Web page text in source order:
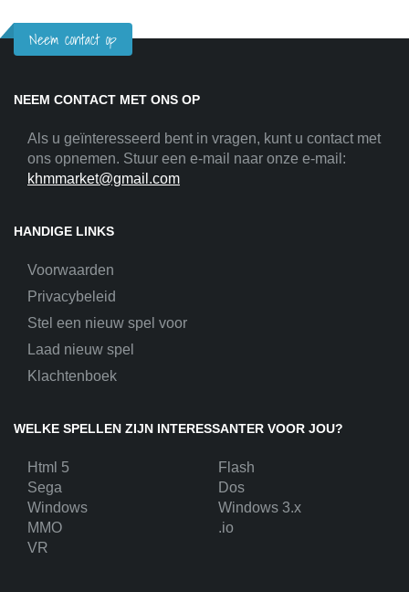
Neem contact op
NEEM CONTACT MET ONS OP
Als u geïnteresseerd bent in vragen, kunt u contact met
ons opnemen. Stuur een e-mail naar onze e-mail:
khmmarket@gmail.com
HANDIGE LINKS
Voorwaarden
Privacybeleid
Stel een nieuw spel voor
Laad nieuw spel
Klachtenboek
WELKE SPELLEN ZIJN INTERESSANTER VOOR JOU?
Html 5
Flash
Sega
Dos
Windows
Windows 3.x
MMO
.io
VR